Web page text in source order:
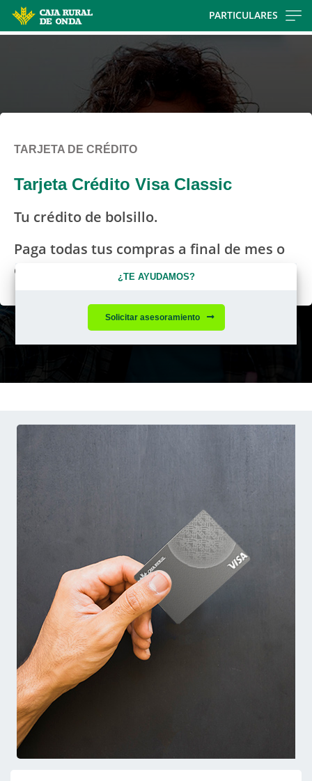
main
contentt
PARTICULARES
TARJETA DE CRÉDITO
Tarjeta Crédito Visa Classic
Tu crédito de bolsillo.
Paga todas tus compras a final de mes o
en cómodos plazos, tú eliges.
¿TE AYUDAMOS?
Solicitar asesoramiento